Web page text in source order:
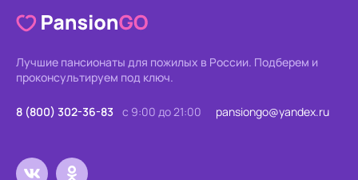
Лучшие пансионаты для пожилых в России. Подберем и
проконсультируем под ключ.
8 (800) 302-36-83 с 9:00 до 21:00 pansiongo@yandex.ru